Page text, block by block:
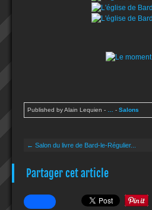
Published by Alain Lequien - - Salons
← Salon du livre de Bard-le-Régulier...
Partager cet article